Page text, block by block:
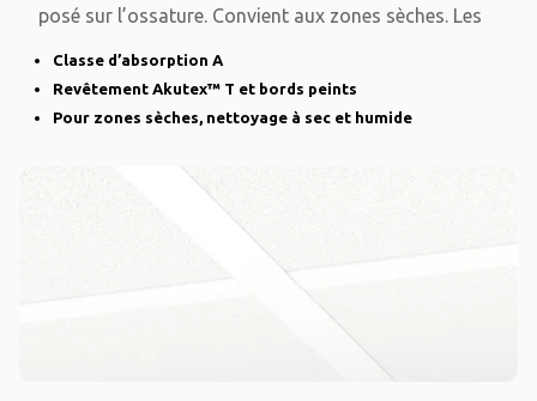
posé sur l’ossature. Convient aux zones sèches. Les
Classe d’absorption A
Revêtement Akutex™ T et bords peints
Pour zones sèches, nettoyage à sec et humide